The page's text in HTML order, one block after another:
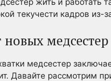
жить и работать
текучести кадров из-
медсестер
медсестер
Давайте рассмотрим